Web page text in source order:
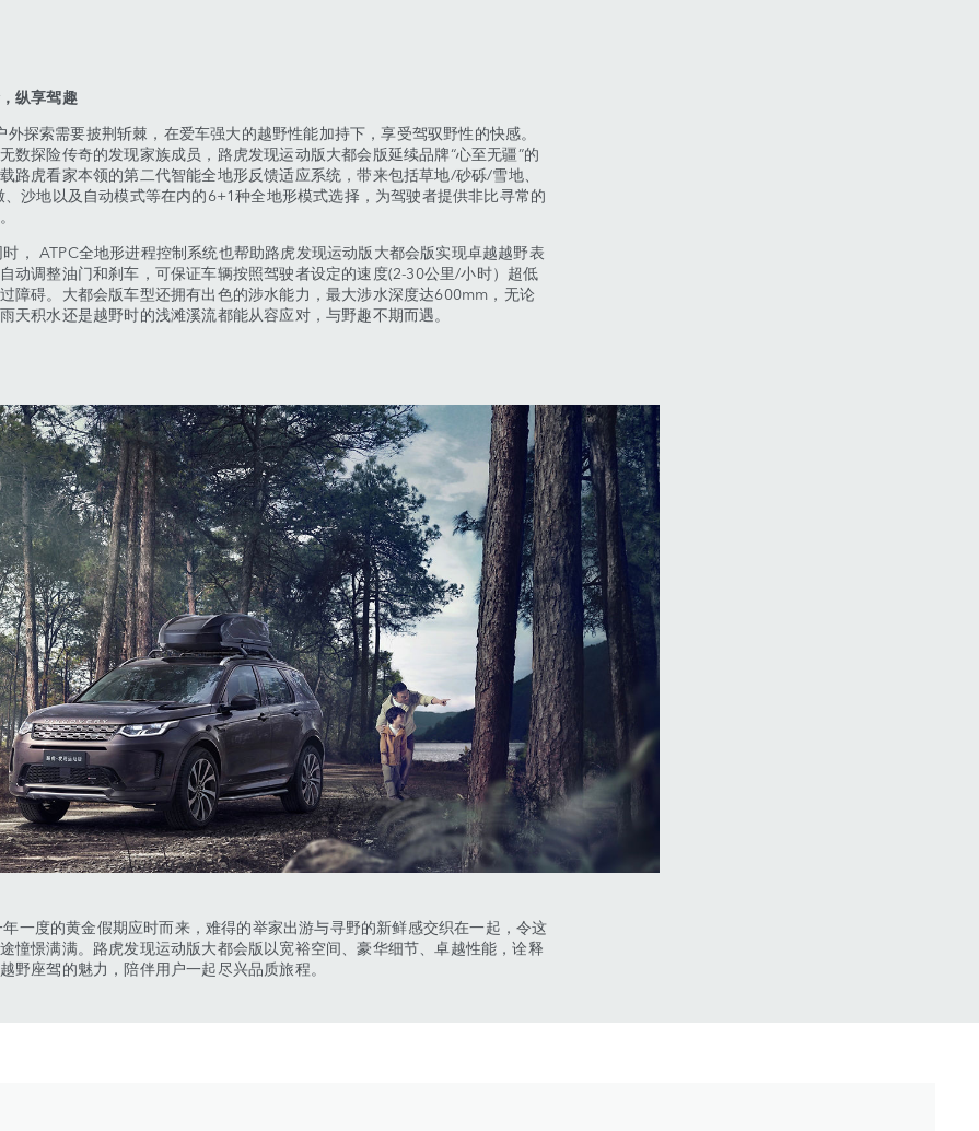
纵享驾趣
需要披荆斩棘，在爱车强大的越野性能加持下，享受驾驭野性的快感。
数探险传奇的发现家族成员，路虎发现运动版大都会版延续品牌“心至无疆”的
路虎看家本领的第二代智能全地形反馈适应系统，带来包括草地/砂砾/雪地、
沙地以及自动模式等在内的6+1种全地形模式选择，为驾驶者提供非比寻常的
全地形进程控制系统也帮助路虎发现运动版大都会版实现卓越越野表
动调整油门和刹车，可保证车辆按照驾驶者设定的速度(2-30公里/小时）超低
障碍。大都会版车型还拥有出色的涉水能力，最大涉水深度达600mm，无论
天积水还是越野时的浅滩溪流都能从容应对，与野趣不期而遇。
的黄金假期应时而来，难得的举家出游与寻野的新鲜感交织在一起，令这
憧憬满满。路虎发现运动版大都会版以宽裕空间、豪华细节、卓越性能，诠释
野座驾的魅力，陪伴用户一起尽兴品质旅程。